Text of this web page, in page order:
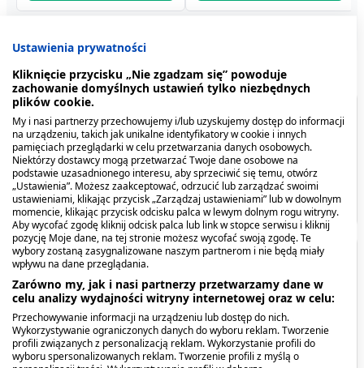
Neno Bella Twin,
bezprzewodowy
elektroniczny laktator, 1
szt.
256,99 zł
dziecięca ze smoczkiem,
300 ml
24,69 zł
Spis treści
Opis produktu
Producent
Opis produktu
Neno Senso toinnowacyjna butelka poporodowa,
stworzona z myślą o delikatnym i komfortowym
podmywaniu, które rewolucjonizuje codzienną
higienę intymną. Jej przemyślany, ergonomiczny
Ustawienia prywatności
Kliknięcie przycisku „Nie zgadzam się” powoduje
zachowanie domyślnych ustawień tylko niezbędnych
plików cookie.
My i nasi partnerzy przechowujemy i/lub uzyskujemy dostęp do informacji
na urządzeniu, takich jak unikalne identyfikatory w cookie i innych
pamięciach przeglądarki w celu przetwarzania danych osobowych.
Niektórzy dostawcy mogą przetwarzać Twoje dane osobowe na
podstawie uzasadnionego interesu, aby sprzeciwić się temu, otwórz
„Ustawienia”. Możesz zaakceptować, odrzucić lub zarządzać swoimi
ustawieniami, klikając przycisk „Zarządzaj ustawieniami” lub w dowolnym
momencie, klikając przycisk odcisku palca w lewym dolnym rogu witryny.
Aby wycofać zgodę kliknij odcisk palca lub link w stopce serwisu i kliknij
pozycję Moje dane, na tej stronie możesz wycofać swoją zgodę. Te
wybory zostaną zasygnalizowane naszym partnerom i nie będą miały
wpływu na dane przeglądania.
Zarówno my, jak i nasi partnerzy przetwarzamy dane w
celu analizy wydajności witryny internetowej oraz w celu:
Przechowywanie informacji na urządzeniu lub dostęp do nich.
Wykorzystywanie ograniczonych danych do wyboru reklam. Tworzenie
profili związanych z personalizacją reklam. Wykorzystanie profili do
wyboru spersonalizowanych reklam. Tworzenie profili z myślą o